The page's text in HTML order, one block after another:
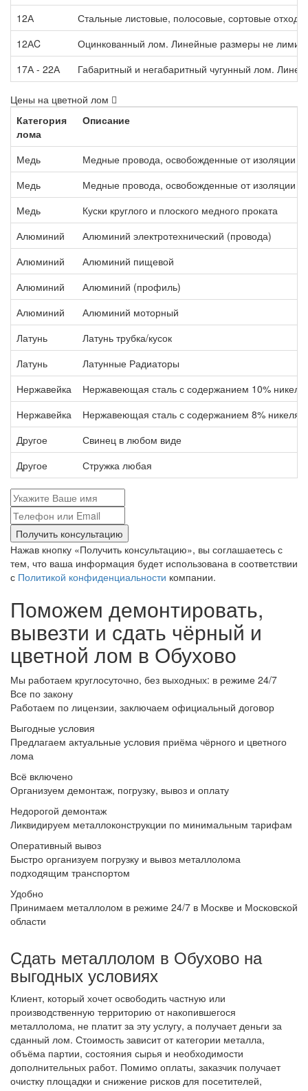
12А
Стальные листовые, полосовые, сортовые
12АC
Оцинкованный лом. Линейные размеры не
17А - 22А
Габаритный и негабаритный чугунный лом.
Цены на цветной лом
Категория
лома
Описание
Медь
Медные провода, освобожденные от изоляции
Медь
Медные провода, освобожденные от изоляции
Медь
Куски круглого и плоского медного проката
Алюминий
Алюминий электротехнический (провода)
Алюминий
Алюминий пищевой
Алюминий
Алюминий (профиль)
Алюминий
Алюминий моторный
Латунь
Латунь трубка/кусок
Латунь
Латунные Радиаторы
Нержавейка
Нержавеющая сталь с содержанием 10% никеля
Нержавейка
Нержавеющая сталь с содержанием 8% никеля
Другое
Свинец в любом виде
Другое
Стружка любая
Получить консультацию
Нажав кнопку «Получить консультацию», вы соглашаетесь с
тем, что ваша информация будет использована в соответствии
с Политикой конфиденциальности компании.
Поможем демонтировать,
вывезти и сдать чёрный и
цветной лом в Обухово
Мы работаем круглосуточно, без выходных: в режиме 24/7
Все по закону
Работаем по лицензии, заключаем официальный договор
Выгодные условия
Предлагаем актуальные условия приёма чёрного и цветного
лома
Всё включено
Организуем демонтаж, погрузку, вывоз и оплату
Недорогой демонтаж
Ликвидируем металлоконструкции по минимальным тарифам
Оперативный вывоз
Быстро организуем погрузку и вывоз металлолома
подходящим транспортом
Удобно
Принимаем металлолом в режиме 24/7 в Москве и Московской
области
Сдать металлолом в Обухово на
выгодных условиях
Клиент, который хочет освободить частную или
производственную территорию от накопившегося
металлолома, не платит за эту услугу, а получает деньги за
сданный лом. Стоимость зависит от категории металла,
объёма партии, состояния сырья и необходимости
дополнительных работ. Помимо оплаты, заказчик получает
очистку площадки и снижение рисков для посетителей,